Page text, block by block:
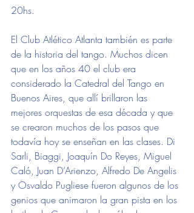
20hs.
El Club Atlético Atlanta también es parte
de la historia del tango. Muchos dicen
que en los años 40 el club era
considerado la Catedral del Tango en
Buenos Aires, que allí brillaron las
mejores orquestas de esa década y que
se crearon muchos de los pasos que
todavía hoy se enseñan en las clases. Di
Sarli, Biaggi, Joaquín Do Reyes, Miguel
Caló, Juan D’Arienzo, Alfredo De Angelis
y Osvaldo Pugliese fueron algunos de los
genios que animaron la gran pista en los